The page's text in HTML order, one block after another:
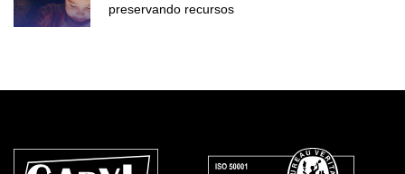
preservando recursos